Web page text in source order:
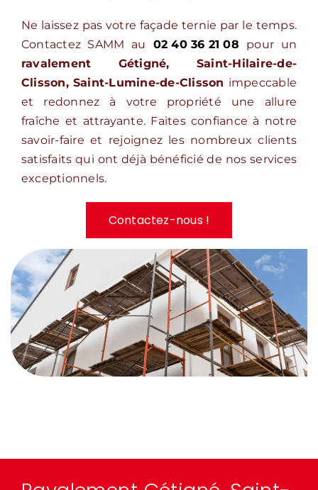
Ne laissez pas votre façade ternie par le temps.
Contactez SAMM au 02 40 36 21 08
pour un
ravalement Gétigné, Saint-Hilaire-de-
Clisson, Saint-Lumine-de-Clisson impeccable
et redonnez à votre propriété une allure
fraîche et attrayante. Faites confiance à notre
savoir-faire et rejoignez les nombreux clients
satisfaits qui ont déjà bénéficié de nos services
exceptionnels.
Contactez-nous !